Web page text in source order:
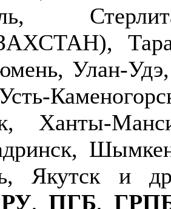
Улан-
Ханты-
Якутск и
,ПГБ,